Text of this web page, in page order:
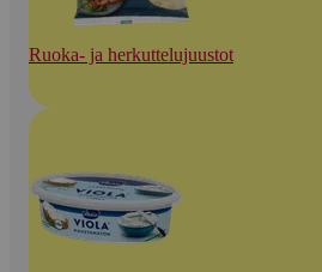
Ruoka- ja herkuttelujuustot